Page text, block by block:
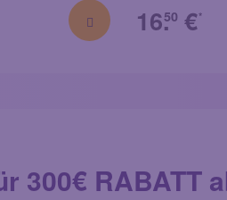
16.50 €
*
300€ RABATT